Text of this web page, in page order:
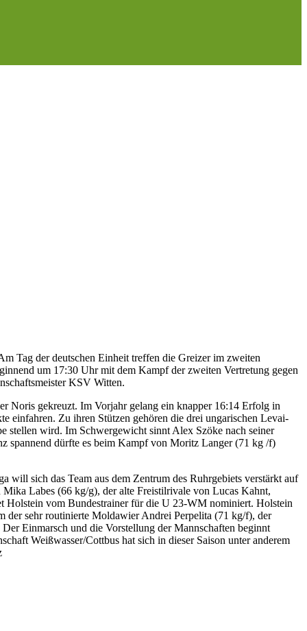
Tag der deutschen Einheit treffen die Greizer im zweiten
um 17:30 Uhr mit dem Kampf der zweiten Vertretung gegen
KSV Witten.
Noris gekreuzt. Im Vorjahr gelang ein knapper 16:14 Erfolg in
einfahren. Zu ihren Stützen gehören die drei ungarischen Levai-
stellen wird. Im Schwergewicht sinnt Alex Szöke nach seiner
spannend dürfte es beim Kampf von Moritz Langer (71 kg /f)
sich das Team aus dem Zentrum des Ruhrgebiets verstärkt auf
Labes (66 kg/g), der alte Freistilrivale von Lucas Kahnt,
Holstein vom Bundestrainer für die U 23-WM nominiert. Holstein
der sehr routinierte Moldawier Andrei Perpelita (71 kg/f), der
Einmarsch und die Vorstellung der Mannschaften beginnt
Weißwasser/Cottbus hat sich in dieser Saison unter anderem